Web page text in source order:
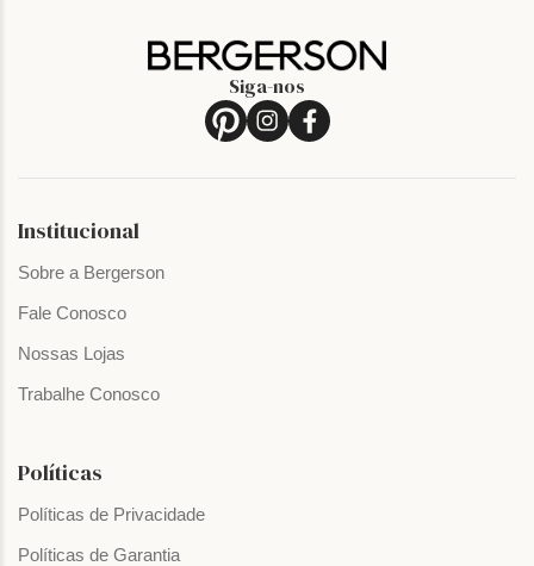
Siga-nos
Institucional
Sobre a Bergerson
Fale Conosco
Nossas Lojas
Trabalhe Conosco
Políticas
Políticas de Privacidade
Políticas de Garantia